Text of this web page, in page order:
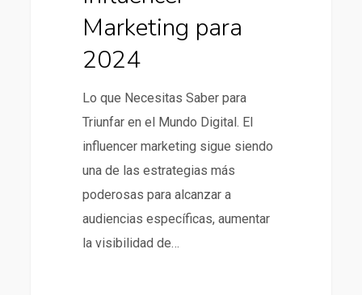
Marketing para
2024
Lo que Necesitas Saber para
Triunfar en el Mundo Digital. El
influencer marketing sigue siendo
una de las estrategias más
poderosas para alcanzar a
audiencias específicas, aumentar
la visibilidad de…